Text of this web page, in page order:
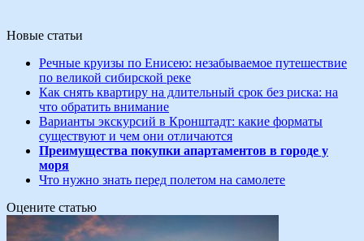
Новые статьи
Речные круизы по Енисею: незабываемое путешествие
по великой сибирской реке
Как снять квартиру на длительный срок без риска: на
что обратить внимание
Варианты экскурсий в Кронштадт: какие форматы
существуют и чем они отличаются
Преимущества покупки апартаментов в городе у
моря
Что нужно знать перед полетом на самолете
Оцените статью